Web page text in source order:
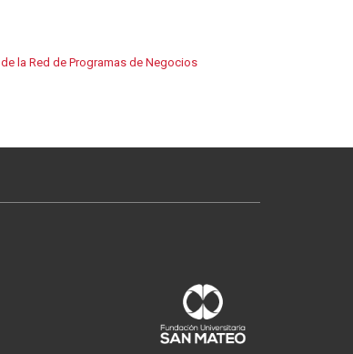
la Red de Programas de Negocios